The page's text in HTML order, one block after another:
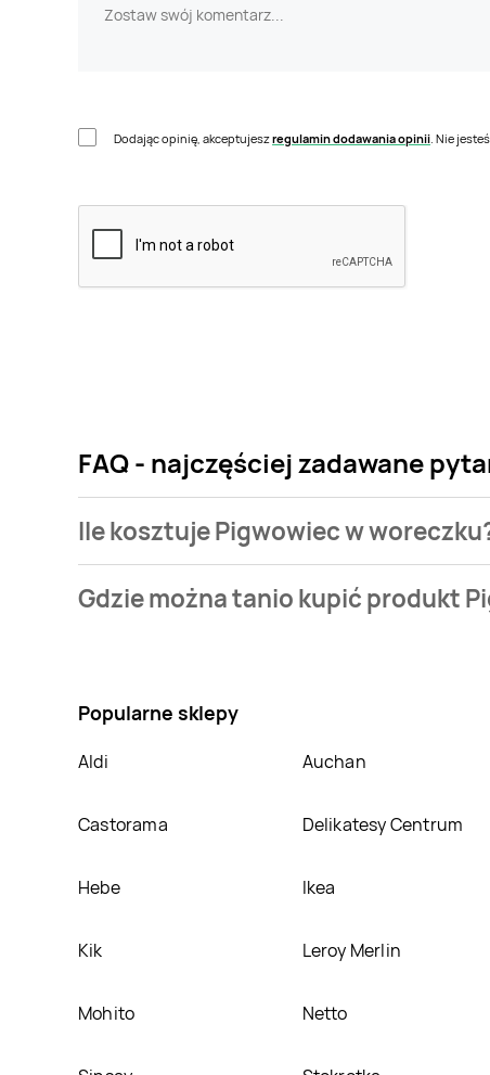
Dodając opinię, akceptujeszregulamin dodawania opinii . Nie
FAQ - najczęściej zadawane
Ile kosztuje Pigwowiec w
woreczku kosztuje od 6,49 zł do 11,99 zł.
Gdzie można tanio kupić produkt
Popularne sklepy
Aldi Auchan
Castorama Delikatesy Centrum
Hebe Ikea
Kik Leroy Merlin
Mohito Netto